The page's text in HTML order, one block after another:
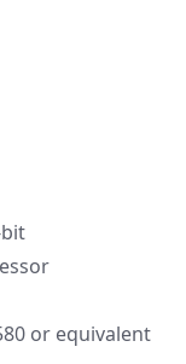
or equivalent